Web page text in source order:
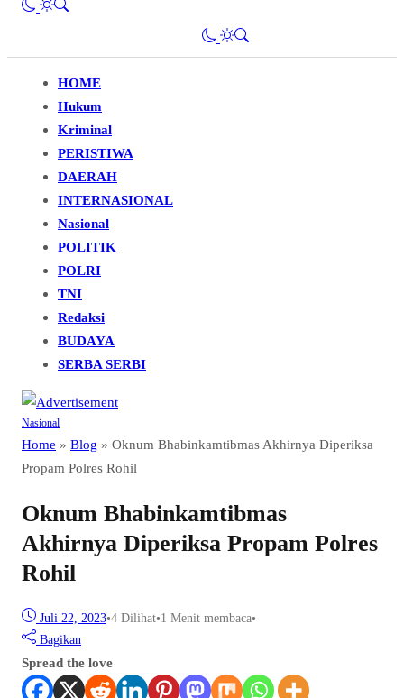
HOME
Hukum
Kriminal
PERISTIWA
DAERAH
INTERNASIONAL
Nasional
POLITIK
POLRI
TNI
Redaksi
BUDAYA
SERBA SERBI
Nasional
Home » Blog » Oknum Bhabinkamtibmas Akhirnya Diperiksa
Propam Polres Rohil
Oknum Bhabinkamtibmas
Akhirnya Diperiksa Propam Polres
Rohil
Juli 22, 2023•4 Dilihat•1 Menit membaca•
Bagikan
Spread the love